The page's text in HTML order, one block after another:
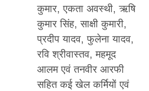
कुमार, एकता अवस्थी, ऋषि
कुमार सिंह, साक्षी कुमारी,
प्रदीप यादव, फुलेना यादव,
रवि श्रीवास्तव, महमूद
आलम एवं तनवीर आरफी
सहित कई खेल कर्मियों एवं